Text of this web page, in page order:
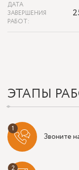
ДАТА
ЗАВЕРШЕНИЯ
РАБОТ:
ЭТАПЫ
Звоните